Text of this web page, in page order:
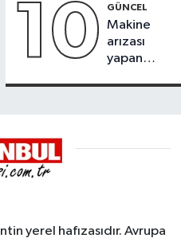
10 GÜNCEL
Makine
arızası
yapan
yerel hafızasıdır. Avrupa